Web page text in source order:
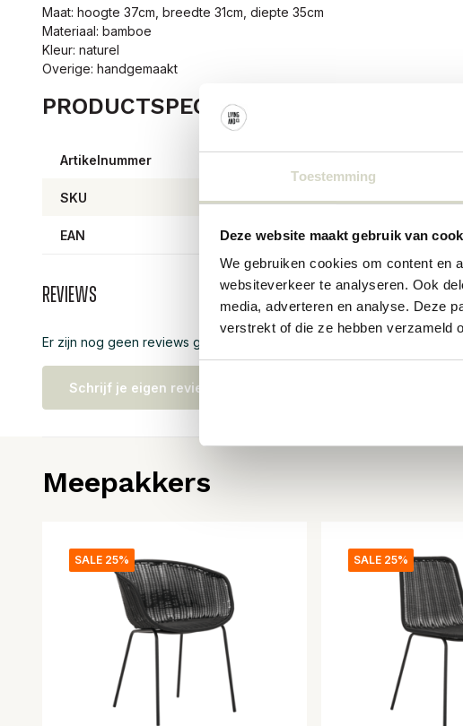
Toestemming
Deze website maakt gebruik van
We gebruiken cookies om content en
websiteverkeer te analyseren. Ook
media, adverteren en analyse. Deze
verstrekt of die ze hebben verzameld
Maat: hoogte 37cm, breedte 31cm, diepte 35cm
Materiaal: bamboe
Kleur: naturel
Overige: handgemaakt
PRODUCTSPECIFICATIES
Artikelnummer
SKU
EAN 5708309178295
Reviews
Er zijn nog geen reviews geschreven over dit product..
Schrijf je eigen review
Meepakkers
SALE 25% SALE 25%